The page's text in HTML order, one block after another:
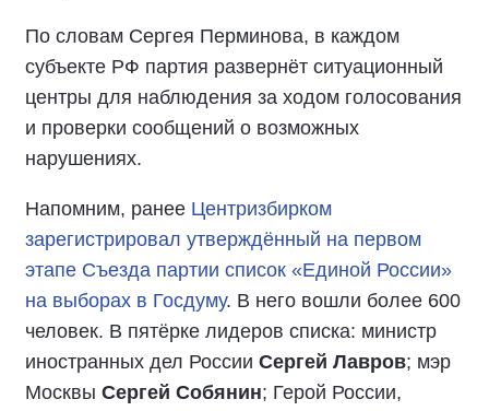
По словам Сергея Перминова, в каждом
субъекте РФ партия развернёт ситуационный
центры для наблюдения за ходом голосования
и проверки сообщений о возможных
нарушениях.
Напомним, ранее Центризбирком
зарегистрировал утверждённый на первом
этапе Съезда партии список «Единой России»
на выборах в Госдуму. В него вошли более 600
человек. В пятёрке лидеров списка: министр
иностранных дел России Сергей Лавров; мэр
Москвы Сергей Собянин; Герой России,